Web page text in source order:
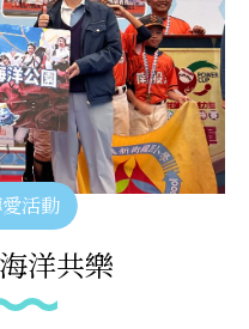
活動
洋共樂